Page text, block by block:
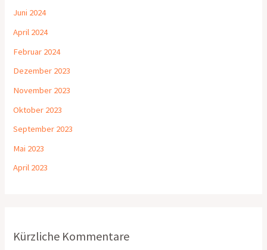
Juni 2024
April 2024
Februar 2024
Dezember 2023
November 2023
Oktober 2023
September 2023
Mai 2023
April 2023
Kürzliche Kommentare